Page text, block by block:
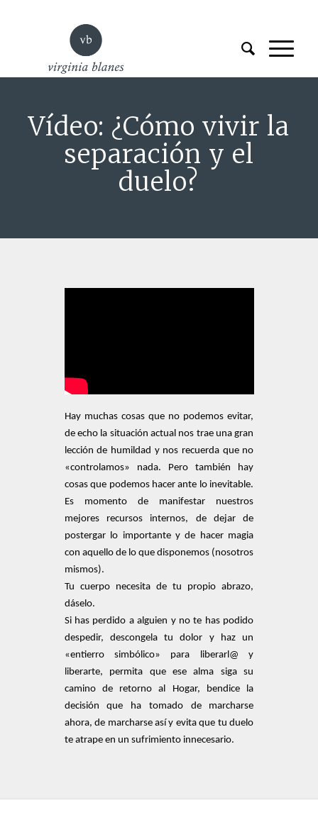
Vídeo: ¿Cómo vivir la
separación y el
duelo?
Hay muchas cosas que no podemos evitar,
de echo la situación actual nos trae una gran
lección de humildad y nos recuerda que no
«controlamos» nada. Pero también hay
cosas que podemos hacer ante lo inevitable.
Es momento de manifestar nuestros
mejores recursos internos, de dejar de
postergar lo importante y de hacer magia
con aquello de lo que disponemos (nosotros
mismos).
Tu cuerpo necesita de tu propio abrazo,
dáselo.
Si has perdido a alguien y no te has podido
despedir, descongela tu dolor y haz un
«entierro simbólico» para liberarl@ y
liberarte, permita que ese alma siga su
camino de retorno al Hogar, bendice la
decisión que ha tomado de marcharse
ahora, de marcharse así y evita que tu duelo
te atrape en un sufrimiento innecesario.